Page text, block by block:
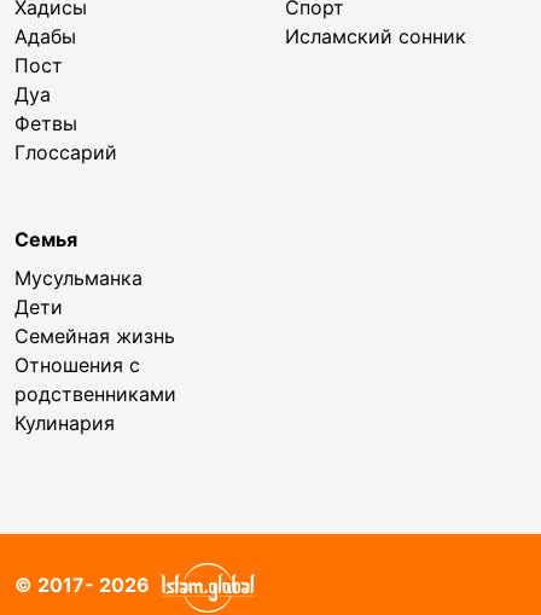
Хадисы
Адабы
Пост
Дуа
Фетвы
Глоссарий
Спорт
Исламский сонник
Семья
Мусульманка
Дети
Семейная жизнь
Отношения с
родственниками
Кулинария
© 2017- 2026